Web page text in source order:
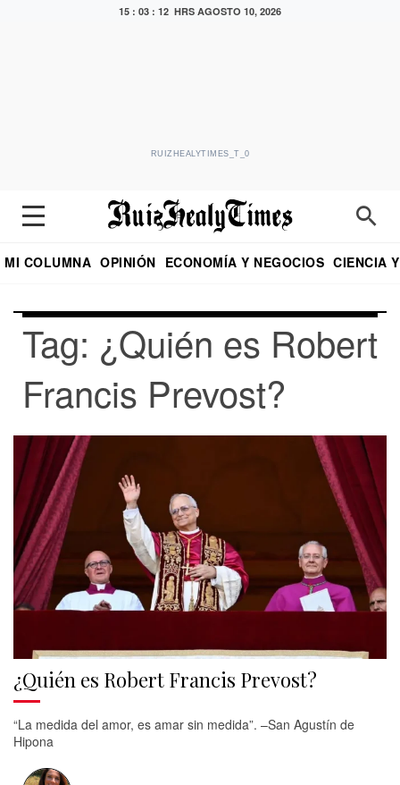
15 : 03 : 12 HRS AGOSTO 10, 2026
RUIZHEALYTIMES_T_0
MI COLUMNA OPINIÓN ECONOMÍA Y NEGOCIOS CIENCIA
Tag: ¿Quién es Robert
Francis Prevost?
¿Quién es Robert Francis Prevost?
“La medida del amor, es amar sin medida”. –San Agustín de
Hipona